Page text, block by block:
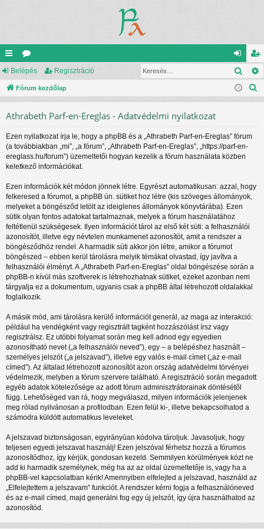
yo
rs
k
ór
u
el
ép
eg
is
Belépés Regisztráció
Fórum kezdőlap
Athrabeth Parf-en-Ereglas - Adatvédelmi nyilatkozat
Ezen nyilatkozat írja le, hogy a phpBB és a „Athrabeth Parf-en-Ereglas” fórum
(a továbbiakban „mi”, „a fórum”, „Athrabeth Parf-en-Ereglas”, „https://parf-en-
ereglass.hu/forum”) üzemeltetői hogyan kezelik a fórum használata közben
keletkező információkat.
Ezen információk két módon jönnek létre. Egyrészt automatikusan: azzal, hogy
felkeresed a fórumot, a phpBB ún. sütiket hoz létre (kis szöveges állományok,
melyeket a böngésződ letölt az ideiglenes állományok könyvtárába). Ezen
sütik olyan fontos adatokat tartalmaznak, melyek a fórum használatához
feltétlenül szükségesek. Ilyen információt tárol az első két süti: a felhasználói
azonosítót, illetve egy névtelen munkamenet azonosítót, amit a rendszer a
böngésződhöz rendel. A harmadik süti akkor jön létre, amikor a fórumot
böngészed – ebben kerül tárolásra melyik témákat olvastad, így javítva a
felhasználói élményt. A „Athrabeth Parf-en-Ereglas” oldal böngészése során a
phpBB-n kívül más szoftverek is létrehozhatnak sütiket, ezeket azonban nem
tárgyalja ez a dokumentum, ugyanis csak a phpBB által létrehozott oldalakkal
foglalkozik.
A másik mód, ami tárolásra kerülő információt generál, az maga az interakció:
például ha vendégként vagy regisztrált tagként hozzászólást írsz vagy
regisztrálsz. Ez utóbbi folyamat során meg kell adnod egy egyedien
azonosítható nevet („a felhasználói neved”), egy – a belépéshez használt –
személyes jelszót („a jelszavad”), illetve egy valós e-mail címet („az e-mail
címed”). Az általad létrehozott azonosítót azon ország adatvédelmi törvényei
védelmezik, melyben a fórum szervere található. A regisztráció során megadott
egyéb adatok kötelezősége az adott fórum adminisztrátorainak döntésétől
függ. Lehetőséged van rá, hogy megválaszd, milyen információk jelenjenek
meg rólad nyilvánosan a profilodban. Ezen felül ki-, illetve bekapcsolhatod a
számodra küldött automatikus leveleket.
A jelszavad biztonságosan, egyirányúan kódolva tároljuk. Javasoljuk, hogy
teljesen egyedi jelszavat használj! Ezen jelszóval férhetsz hozzá a fórumos
azonosítódhoz, így kérjük, gondosan kezeld. Semmilyen körülmények közt ne
add ki harmadik személynek, még ha az az oldal üzemeltetője is, vagy ha a
phpBB-vel kapcsolatban kérik! Amennyiben elfelejted a jelszavad, használd az
„Elfelejtettem a jelszavam” funkciót. A rendszer kérni fogja a felhasználóneved
és az e-mail címed, majd generálni fog egy új jelszót, így újra használhatod az
azonosítód.